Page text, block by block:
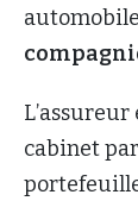
cabinet